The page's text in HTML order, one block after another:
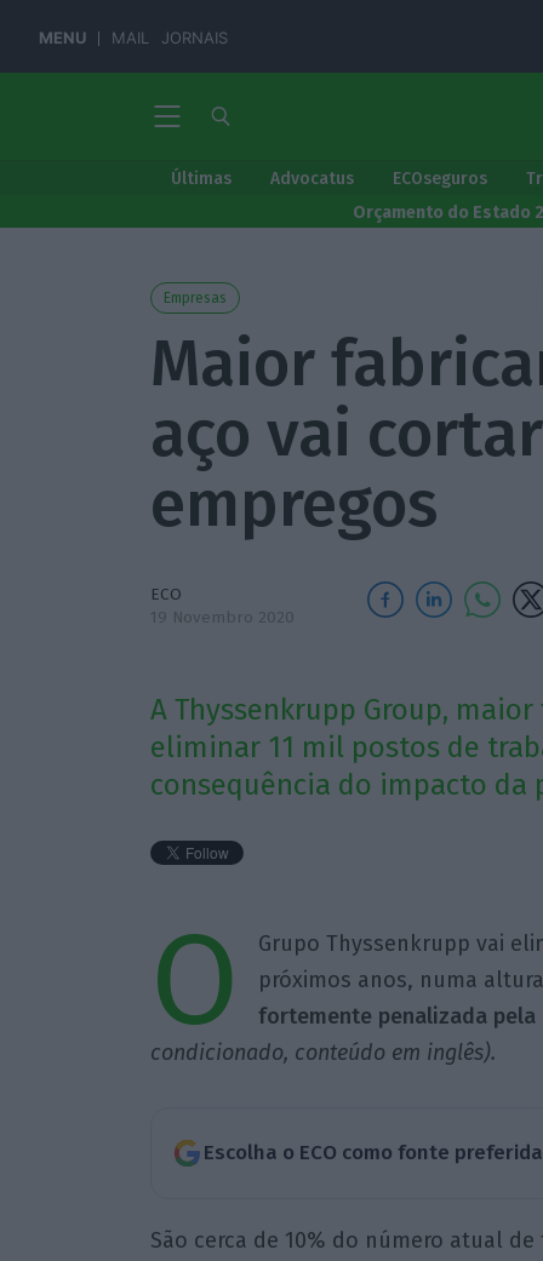
MENU MAIL JORNAIS
Últimas Advocatus ECOseguros
Orçamento do Estado
Empresas
Maior
aço vai
empregos
ECO
19 Novembro 2020
A Thyssenkrupp Group,
eliminar 11 mil postos de
consequência do impacto da
O
Grupo Thyssenkrupp vai
próximos anos, numa
fortemente penalizada pela
condicionado, conteúdo em inglês).
Escolha o ECO como fonte
São cerca de 10% do número atual